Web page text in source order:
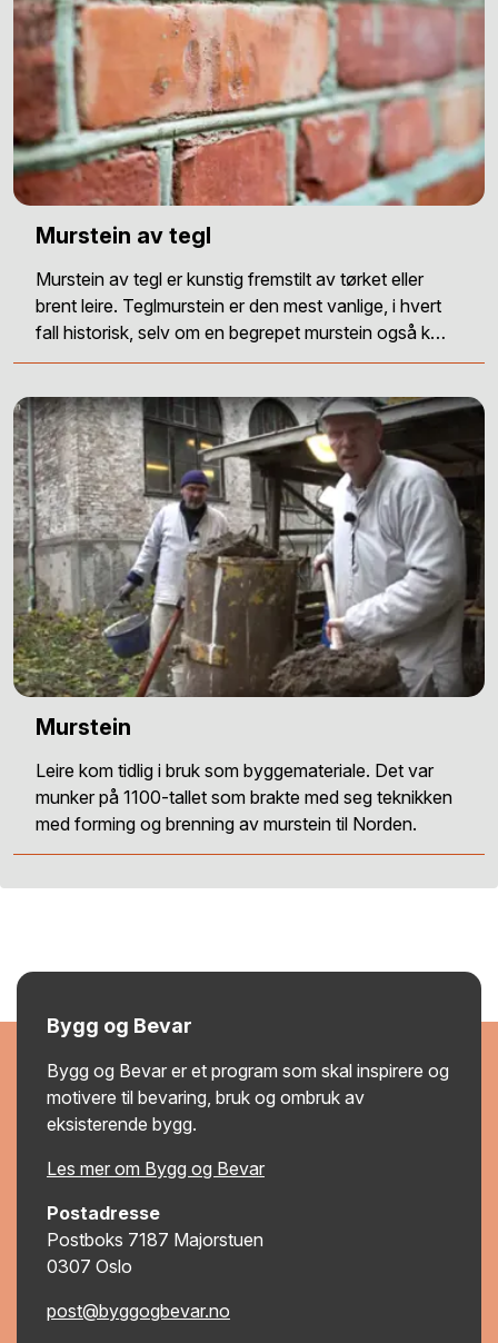
Murstein av tegl
Murstein av tegl er kunstig fremstilt av tørket eller
brent leire. Teglmurstein er den mest vanlige, i hvert
fall historisk, selv om en begrepet murstein også k…
Murstein
Leire kom tidlig i bruk som byggemateriale. Det var
munker på 1100-tallet som brakte med seg teknikken
med forming og brenning av murstein til Norden.
Bygg og Bevar
Bygg og Bevar er et program som skal inspirere og
motivere til bevaring, bruk og ombruk av
eksisterende bygg.
Les mer om Bygg og Bevar
Postadresse
Postboks 7187 Majorstuen
0307 Oslo
post@byggogbevar.no